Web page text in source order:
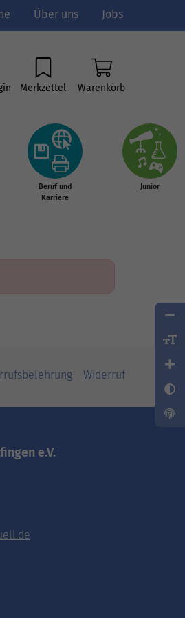
Über uns Jobs
Merkzettel Warenkorb
Beruf und
Karriere
Junior
Widerruf
e.V.